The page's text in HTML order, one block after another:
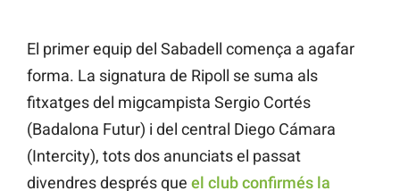
El primer equip del Sabadell comença a agafar
forma. La signatura de Ripoll se suma als
fitxatges del migcampista Sergio Cortés
(Badalona Futur) i del central Diego Cámara
(Intercity), tots dos anunciats el passat
divendres després que el club confirmés la